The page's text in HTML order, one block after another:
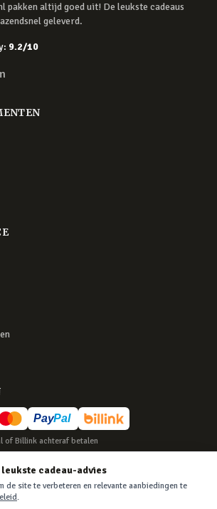
pakken altijd goed uit! De leukste cadeaus
geleverd.
: 9.2/10
of Billink achteraf betalen
in huis. Tot 365 dagen retourneren.
cadeau-advies
de site te verbeteren en relevante aanbiedingen te
.